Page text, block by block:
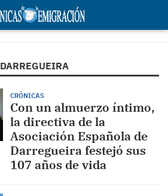
DARREGUEIRA
CRÓNICAS
Con un almuerzo íntimo,
la directiva de la
Asociación Española de
Darregueira festejó sus
107 años de vida